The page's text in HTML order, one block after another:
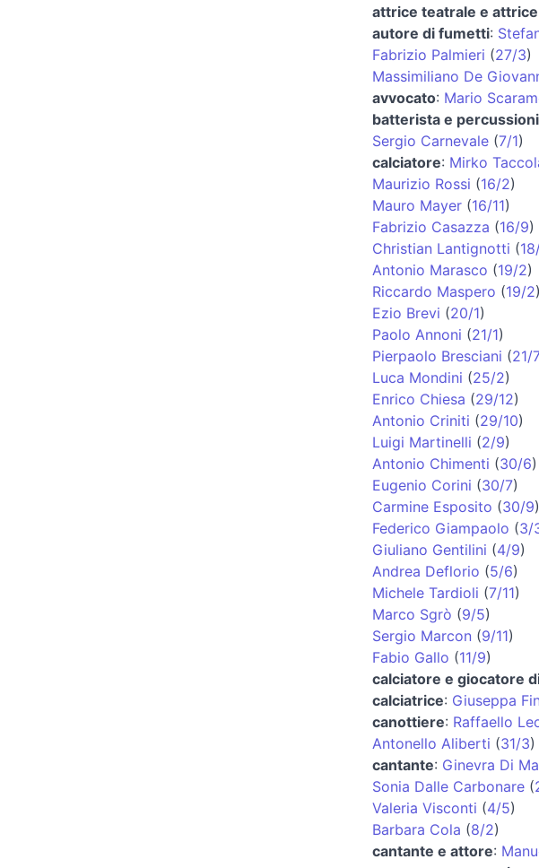
attrice teatrale e
autore di fumetti:
Fabrizio Palmieri (27/3)
Massimiliano De
avvocato: Mario
batterista e
Sergio Carnevale(7/1)
calciatore: Mirko
Maurizio Rossi (16/2)
Mauro Mayer(16/11)
Fabrizio Casazza (16/9)
Christian Lantignotti (
Antonio Marasco (19/2)
Riccardo Maspero (19/2)
Ezio Brevi (20/1)
Paolo Annoni (21/1)
Pierpaolo Bresciani (21/
Luca Mondini (25/2)
Enrico Chiesa (29/12)
Antonio Criniti (29/10)
Luigi Martinelli (2/9)
Antonio Chimenti (30/6)
Eugenio Corini (30/7)
Carmine Esposito (30/9)
Federico Giampaolo (3/
Giuliano Gentilini (4/9)
Andrea Deflorio (5/6)
Michele Tardioli (7/11)
Marco Sgrò (9/5)
Sergio Marcon (9/11)
Fabio Gallo (11/9)
calciatore e giocatore
calciatrice: Giuseppa
canottiere: Raffaello
Antonello Aliberti (31/3)
cantante: Ginevra Di
Sonia Dalle Carbonare(
Valeria Visconti (4/5)
Barbara Cola (8/2)
cantante e attore: